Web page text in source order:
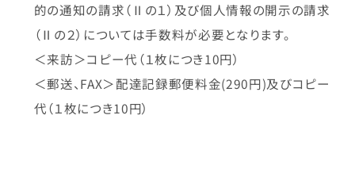
的の通知の請求（Ⅱの１）及び個人情報の開示の請求
（Ⅱの２）については手数料が必要となります。
＜来訪＞コピー代（１枚につき10円）
＜郵送、FAX＞配達記録郵便料金(290円)及びコピー
代（１枚につき10円）